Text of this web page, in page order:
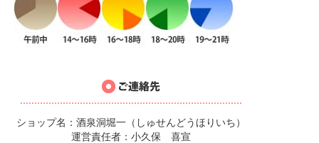
ショップ名：酒泉洞堀一（しゅせんどうほりいち）
運営責任者：小久保 喜宣